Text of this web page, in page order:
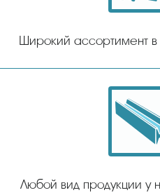
Широкий ассортимент в
Любой вид продукции у